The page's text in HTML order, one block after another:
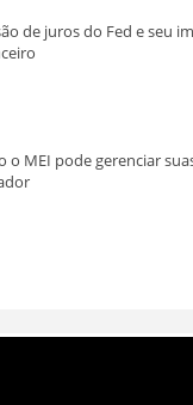
de juros do Fed e seu
o MEI pode gerenciar